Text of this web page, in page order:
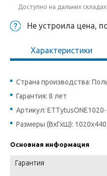
Доступно на дальних складах
Не устроила цена,
Характеристики
Страна производства:
Гарантия: 8 лет
Артикул:
Размеры (ВхГхШ): 1020x440
Основная информация
Гарантия